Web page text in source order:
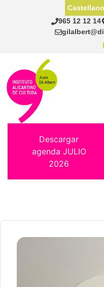
965 12 12 14
Castellano
Descargar
agenda JULIO
2026